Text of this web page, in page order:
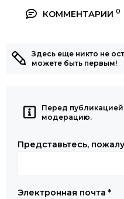
КОММЕНТАРИИ 0
Здесь еще никто не
можете быть первым!
Перед
модерацию.
Представьтесь,
Электронная почта *